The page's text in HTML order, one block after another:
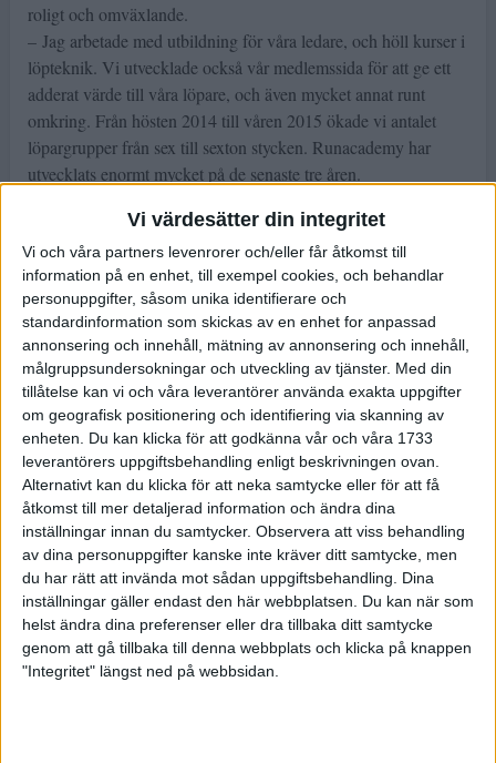
Vi värdesätter din integritet
Vi och våra partners levenrorer och/eller får åtkomst till
information på en enhet, till exempel cookies, och behandlar
personuppgifter, såsom unika identifierare och
standardinformation som skickas av en enhet for anpassad
annonsering och innehåll, mätning av annonsering och innehåll,
målgruppsundersokningar och utveckling av tjänster. Med din
tillåtelse kan vi och våra leverantörer använda exakta uppgifter
om geografisk positionering och identifiering via skanning av
enheten. Du kan klicka för att godkänna vår och våra 1733
leverantörers uppgiftsbehandling enligt beskrivningen ovan.
Alternativt kan du klicka för att neka samtycke eller för att få
åtkomst till mer detaljerad information och ändra dina
inställningar innan du samtycker. Observera att viss behandling
av dina personuppgifter kanske inte kräver ditt samtycke, men
du har rätt att invända mot sådan uppgiftsbehandling. Dina
inställningar gäller endast den här webbplatsen. Du kan när som
helst ändra dina preferenser eller dra tillbaka ditt samtycke
genom att gå tillbaka till denna webbplats och klicka på knappen
"Integritet" längst ned på webbsidan.
roligt och omväxlande.
– Jag arbetade med utbildning för våra ledare, och höll kurser i
löpteknik. Vi utvecklade också vår medlemssida för att ge ett
adderat värde till våra löpare, och även mycket annat runt
omkring. Från hösten 2014 till våren 2015 ökade vi antalet
löpargrupper från sex till sexton stycken. Runacademy har
utvecklats enormt mycket på de senaste tre åren.
löpargrupper på 45 orter med närmare 250 ledare och 3000
motionärer som springer med oss varje termin. Vi har även elva
resor per år, personlig träning, företagsträning och dessutom
jobbar vi för att inom kort släppa vår uppdaterade version av
medlemssidan. Det är full rulle, fantastiskt roligt och även
personligt utvecklande och utmanande.
Vilken är din drivkraft och ditt bidrag till löpningen, som
du vill förmedla genom ditt ledarskap?
- Jag får en speciell känsla när någon annan når sina mål, eller
lyckas pressa sig lite extra under en träning. Jag vill bidra med
min kunskap om vad det innebär både mentalt och fysiskt att
utvecklas som löpare. Jag drivs av att se andra nå sina mål
genom mitt ledarskap, det ger så otroligt mycket energi tillbaka.
Vad har du för perspektiv på din egen träning?
- Jag är uppväxt med att man fullföljer det man tar sig an, och
att man alltid skall göra sitt bästa. Det speglas även i min egen
löpning. Har jag bestämt mig för något ger jag alltid hundra